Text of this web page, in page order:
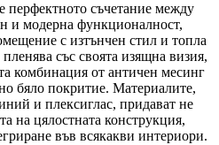
съчетание между
и модерна функционалност,
с изтънчен стил и топла
със своята изящна визия,
комбинация от античен месинг
бяло покритие. Материалите,
и плексиглас, придават не
на цялостната конструкция,
във всякакви интериори.